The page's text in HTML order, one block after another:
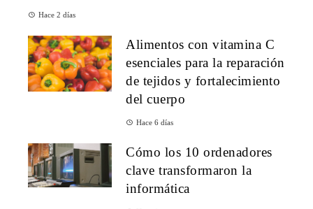
Hace 2 días
Alimentos con vitamina C
esenciales para la reparación
de tejidos y fortalecimiento
del cuerpo
Hace 6 días
Cómo los 10 ordenadores
clave transformaron la
informática